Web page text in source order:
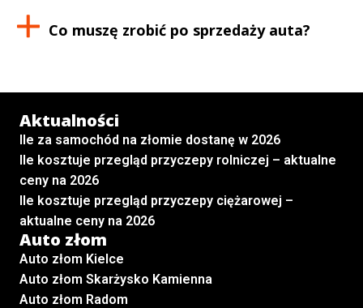
Co muszę zrobić po sprzedaży auta?
Aktualności
Ile za samochód na złomie dostanę w 2026
Ile kosztuje przegląd przyczepy rolniczej – aktualne
ceny na 2026
Ile kosztuje przegląd przyczepy ciężarowej –
aktualne ceny na 2026
Auto złom
Auto złom Kielce
Auto złom Skarżysko Kamienna
Auto złom Radom